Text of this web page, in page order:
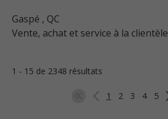
Gaspé , QC
Vente, achat et service à la clientèle
1 - 15 de 2348 résultats
1 2 3 4 5